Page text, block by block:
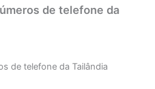
de telefone da
de telefone da Tailândia